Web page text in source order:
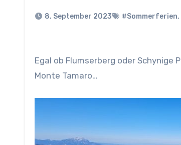
8. September 2023 #Sommerferien,
Egal ob Flumserberg oder Schynige Platte … egal ob Pilatus oder Fronalpstock … egal ob San Salvatore oder
Monte Tamaro…